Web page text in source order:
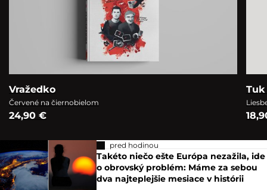
Vražedko
Červené na čiernobielom
24,90 €
pred hodinou
Takéto niečo ešte Európa nezažila, ide
o obrovský problém: Máme za sebou
dva najteplejšie mesiace v histórii